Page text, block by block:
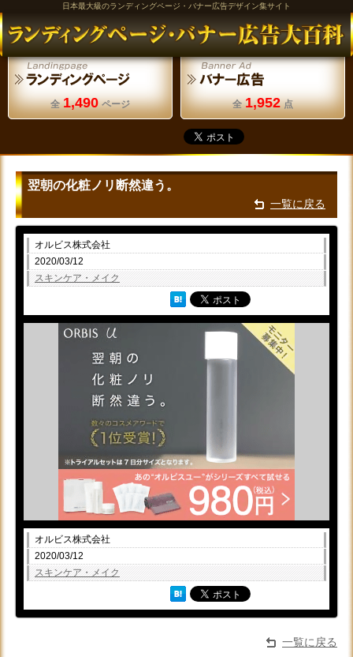
日本最大級のランディングページ・バナー広告デザイン集サイト
全 1,490 ページ 全 1,952 点
翌朝の化粧ノリ断然違う。
一覧に戻る
オルビス株式会社
2020/03/12
スキンケア・メイク
オルビス株式会社
2020/03/12
スキンケア・メイク
一覧に戻る